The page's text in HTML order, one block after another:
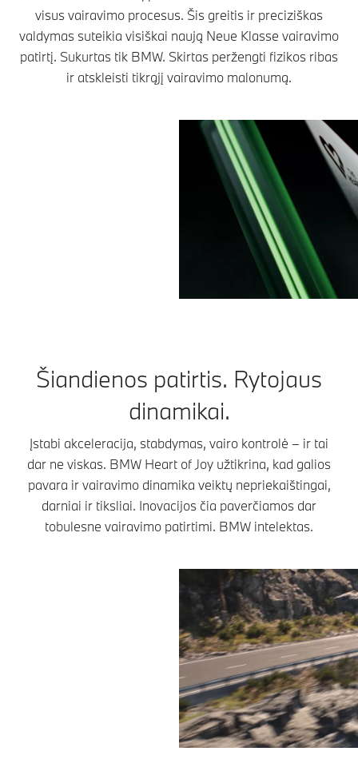
visus vairavimo procesus. Šis greitis ir preciziškas
valdymas suteikia visiškai naują Neue Klasse vairavimo
patirtį. Sukurtas tik BMW. Skirtas peržengti fizikos ribas
ir atskleisti tikrąjį vairavimo malonumą.
Šiandienos patirtis. Rytojaus
dinamikai.
Įstabi akceleracija, stabdymas, vairo kontrolė – ir tai
dar ne viskas. BMW Heart of Joy užtikrina, kad galios
pavara ir vairavimo dinamika veiktų nepriekaištingai,
darniai ir tiksliai. Inovacijos čia paverčiamos dar
tobulesne vairavimo patirtimi. BMW intelektas.